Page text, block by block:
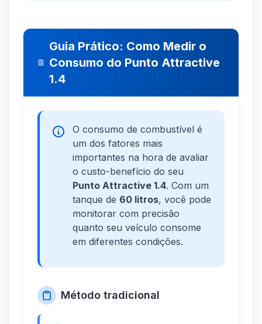
Guia Prático: Como Medir o
Consumo do Punto Attractive
1.4
O consumo de combustível é
um dos fatores mais
importantes na hora de avaliar
o custo-benefício do seu
Punto Attractive 1.4. Com um
tanque de 60 litros, você pode
monitorar com precisão
quanto seu veículo consome
em diferentes condições.
Método tradicional